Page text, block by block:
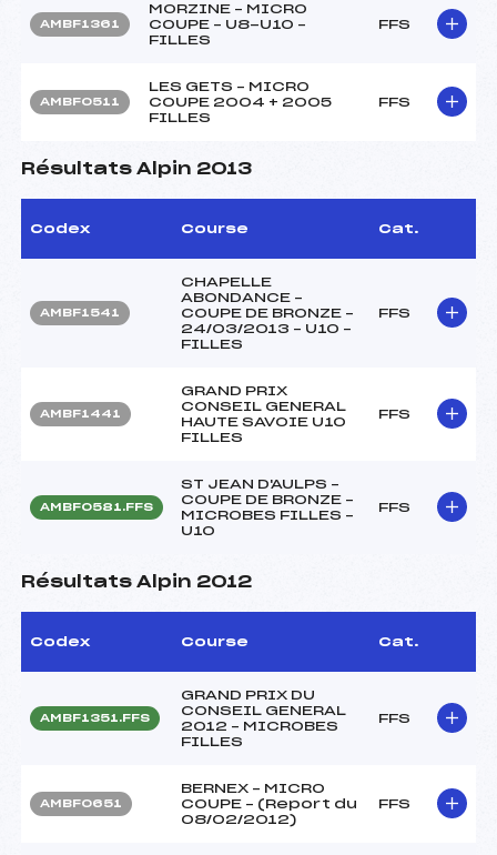
AMBF1361
MORZINE – MICRO
COUPE – U8-U10 –
FILLES
FFS
AMBF0511
LES GETS – MICRO
COUPE 2004 + 2005
FILLES
FFS
Résultats Alpin 2013
Codex Course Cat.
AMBF1541
CHAPELLE
ABONDANCE –
COUPE DE BRONZE –
24/03/2013 – U10 –
FILLES
FFS
AMBF1441
GRAND PRIX
CONSEIL GENERAL
HAUTE SAVOIE U10
FILLES
FFS
AMBF0581.FFS
ST JEAN D'AULPS –
COUPE DE BRONZE –
MICROBES FILLES –
U10
FFS
Résultats Alpin 2012
Codex Course Cat.
AMBF1351.FFS
GRAND PRIX DU
CONSEIL GENERAL
2012 – MICROBES
FILLES
FFS
AMBF0651
BERNEX – MICRO
COUPE – (Report du
08/02/2012)
FFS